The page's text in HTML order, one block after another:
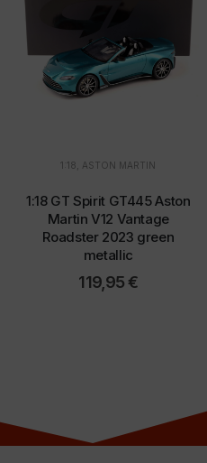
1:18 ASTON MARTIN
1:18 GT Spirit GT445 Aston
Martin V12 Vantage
Roadster 2023 green
metallic
119,95€